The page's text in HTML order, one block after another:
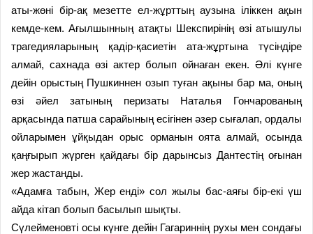
аты-жөні бір-ақ мезетте ел-жұрттың аузына іліккен ақын
кемде-кем. Ағылшынның атақты Шекспирінің өзі атышулы
трагедияларының қадір-қасиетін ата-жұртына түсіндіре
алмай, сахнада өзі актер болып ойнаған екен. Әлі күнге
дейін орыстың Пушкиннен озып туған ақыны бар ма, оның
өзі әйел затының перизаты Наталья Гончарованың
арқасында патша сарайының есігінен әзер сығалап, ордалы
ойларымен ұйқыдан орыс орманын оята алмай, осында
қаңғырып жүрген қайдағы бір дарынсыз Дантестің оғынан
жер жастанды.
«Адамға табын, Жер енді» сол жылы бас-аяғы бір-екі үш
айда кітап болып басылып шықты.
Сүлейменовті осы күнге дейін Гагариннің рухы мен сондағы